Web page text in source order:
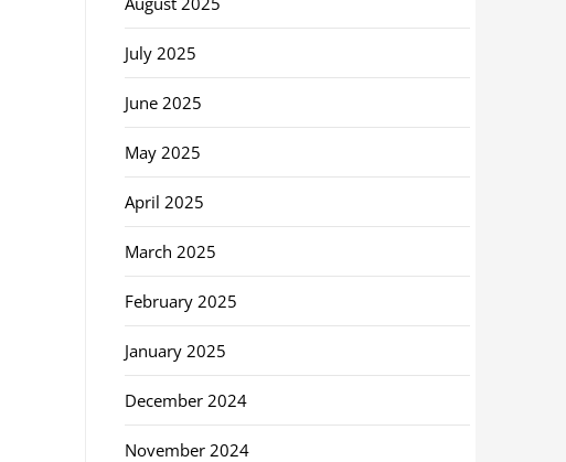
July 2025
June 2025
May 2025
April 2025
March 2025
February 2025
January 2025
December 2024
November 2024